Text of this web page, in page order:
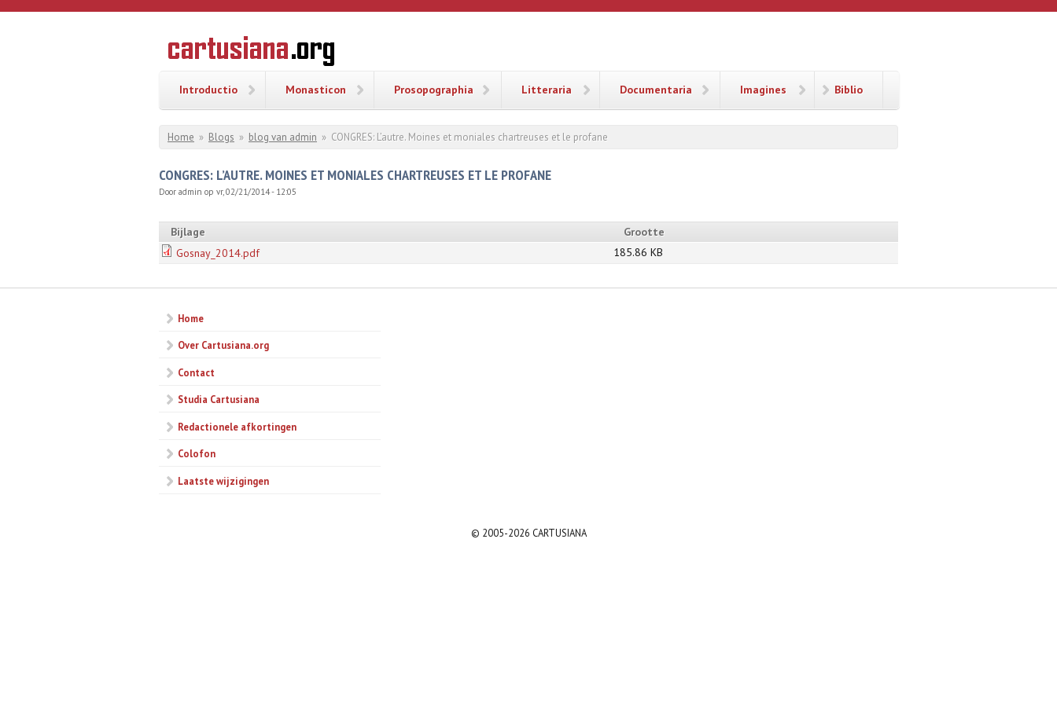
Overslaan en naar de inhoud gaan
CARTUSIANA
Geschiedenis
van de
Introductio Monasticon Prosopographia Litteraria Documentaria Imagines Biblio
U bent hier
Home » Blogs » blog van admin » CONGRES: L’autre. Moines et moniales chartreuses et le profane
CONGRES: L’AUTRE. MOINES ET MONIALES CHARTREUSES ET LE PROFANE
Door admin op vr, 02/21/2014 - 12:05
Bijlage
Grootte
Gosnay_2014.pdf
185.86 KB
Home
Over Cartusiana.org
Contact
Studia Cartusiana
Redactionele afkortingen
Colofon
Laatste wijzigingen
© 2005-2026 CARTUSIANA